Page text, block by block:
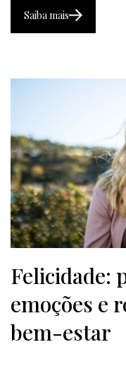
Saiba mais
Felicidade:
emoções e
bem-estar